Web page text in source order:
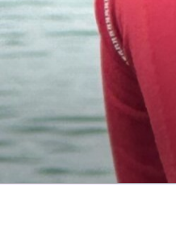
Aller
contenu